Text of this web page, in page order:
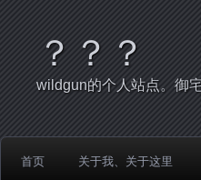
？？？
wildgun的个人站点。御
首页 关于我、关于这里